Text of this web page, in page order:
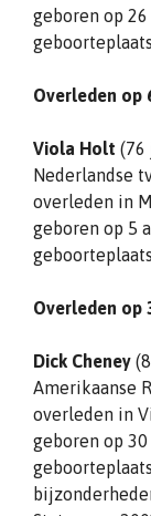
geboren op
Overleden op
Viola Holt (76
Nederlandse
overleden in
geboren op 5
Overleden op
Dick Cheney
Amerikaanse
overleden in
geboren op